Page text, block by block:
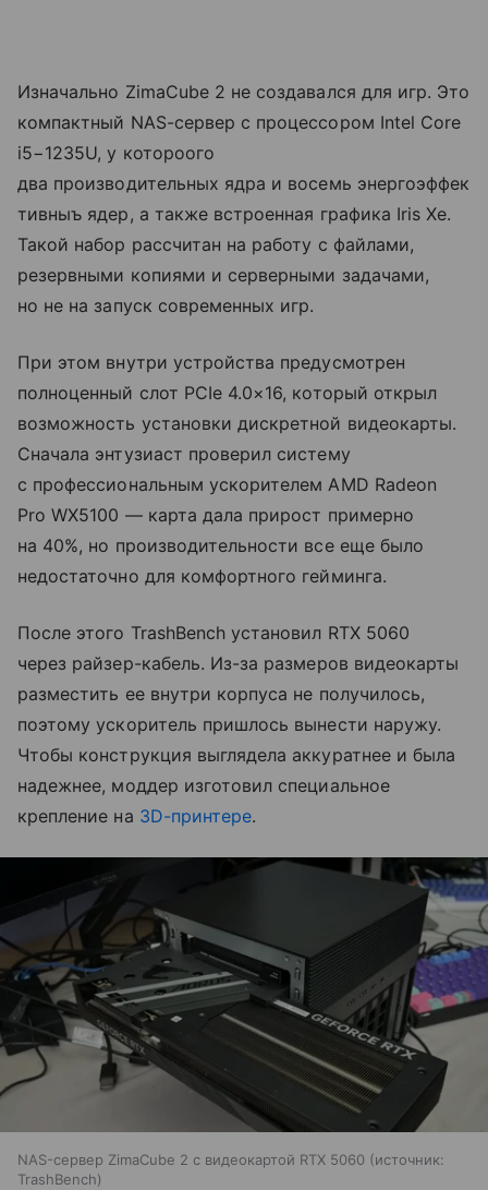
Изначально ZimaCube 2 не создавался для игр. Это
компактный NAS-сервер с процессором Intel Core
i5−1235U, у котороого
два производительных ядра и восемь энергоэффек
тивныъ ядер, а также встроенная графика Iris Xe.
Такой набор рассчитан на работу с файлами,
резервными копиями и серверными задачами,
но не на запуск современных игр.
При этом внутри устройства предусмотрен
полноценный слот PCIe 4.0×16, который открыл
возможность установки дискретной видеокарты.
Сначала энтузиаст проверил систему
с профессиональным ускорителем AMD Radeon
Pro WX5100 — карта дала прирост примерно
на 40%, но производительности все еще было
недостаточно для комфортного гейминга.
После этого TrashBench установил RTX 5060
через райзер-кабель. Из-за размеров видеокарты
разместить ее внутри корпуса не получилось,
поэтому ускоритель пришлось вынести наружу.
Чтобы конструкция выглядела аккуратнее и была
надежнее, моддер изготовил специальное
крепление на 3D-принтере.
NAS-сервер ZimaCube 2 с видеокартой RTX 5060
источник:
TrashBench